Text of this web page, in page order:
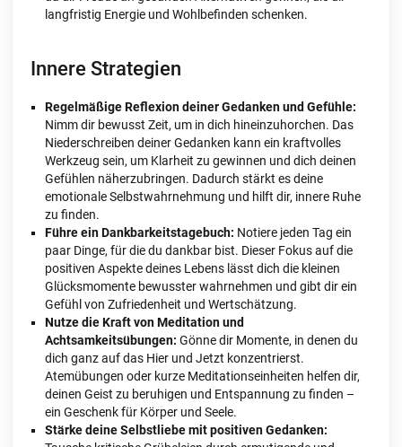
langfristig Energie und Wohlbefinden schenken.
Innere Strategien
Regelmäßige Reflexion deiner Gedanken und Gefühle:
Nimm dir bewusst Zeit, um in dich hineinzuhorchen. Das
Niederschreiben deiner Gedanken kann ein kraftvolles
Werkzeug sein, um Klarheit zu gewinnen und dich deinen
Gefühlen näherzubringen. Dadurch stärkt es deine
emotionale Selbstwahrnehmung und hilft dir, innere Ruhe
zu finden.
Führe ein Dankbarkeitstagebuch: Notiere jeden Tag ein
paar Dinge, für die du dankbar bist. Dieser Fokus auf die
positiven Aspekte deines Lebens lässt dich die kleinen
Glücksmomente bewusster wahrnehmen und gibt dir ein
Gefühl von Zufriedenheit und Wertschätzung.
Nutze die Kraft von Meditation und
Achtsamkeitsübungen: Gönne dir Momente, in denen du
dich ganz auf das Hier und Jetzt konzentrierst.
Atemübungen oder kurze Meditationseinheiten helfen dir,
deinen Geist zu beruhigen und Entspannung zu finden –
ein Geschenk für Körper und Seele.
Stärke deine Selbstliebe mit positiven Gedanken: